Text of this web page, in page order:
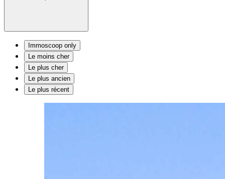
Immoscoop only
Le moins cher
Le plus cher
Le plus ancien
Le plus récent